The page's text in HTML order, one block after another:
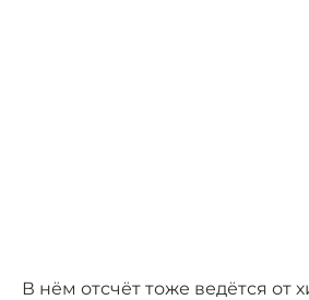
В нём отсчёт тоже ведётся от